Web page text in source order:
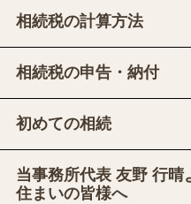
相続税の計算方法
相続税の申告・納付
初めての相続
当事務所代表 友野 行
住まいの皆様へ